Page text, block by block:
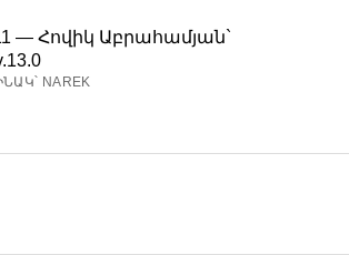
— Հովիկ Աբրահամյան`
NAREK